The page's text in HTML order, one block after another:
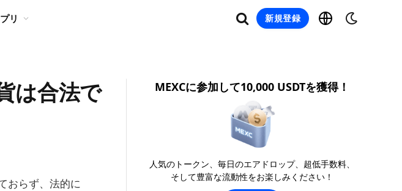
リ 新規登録
は合法で
おらず、法的に
MEXCに参加して10,000 USDTを獲得！
人気のトークン、毎日のエアドロップ、超低手数料、
そして豊富な流動性をお楽しみください！